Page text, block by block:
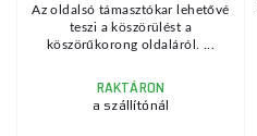
Az oldalsó támasztókar lehetővé
teszi a köszörülést a
köszörűkorong oldaláról. ...
RAKTÁRON
a szállítónál